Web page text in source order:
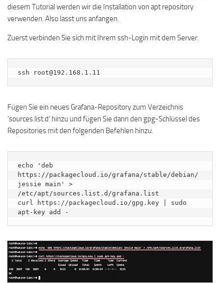
diesem Tutorial werden wir die Installation von apt repository
verwenden. Also lasst uns anfangen.
Zuerst verbinden Sie sich mit Ihrem ssh-Login mit dem Server.
ssh root@192.168.1.11
Fügen Sie ein neues Grafana-Repository zum Verzeichnis
’sources.list.d‘ hinzu und fügen Sie dann den gpg-Schlüssel des
Repositories mit den folgenden Befehlen hinzu.
echo 'deb
https://packagecloud.io/grafana/stable/debian/
jessie main' >
/etc/apt/sources.list.d/grafana.list
curl https://packagecloud.io/gpg.key | sudo
apt-key add -